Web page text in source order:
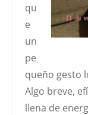
qu
e
un
pe
queño gesto
Algo breve,
llena de